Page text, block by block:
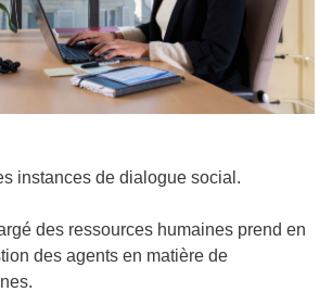
instances de dialogue social.
des ressources humaines prend en
des agents en matière de